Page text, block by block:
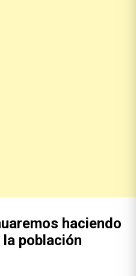
haciendo
población